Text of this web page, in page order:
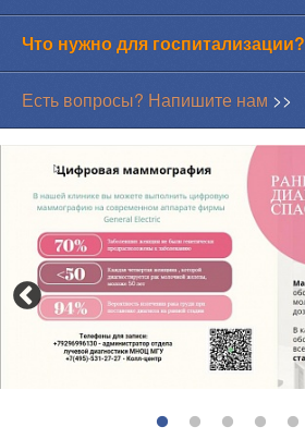
Что нужно для госпитализации?
Есть вопросы? Напишите нам >>